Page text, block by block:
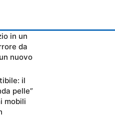
in un
da
nuovo
il
pelle”
mobili